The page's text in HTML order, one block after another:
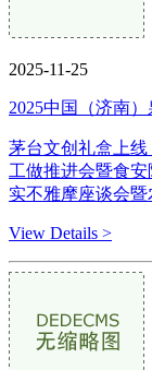
2025-11-25
2025中国（济南
茅台文创礼盒上
工做推进会暨食
实不雅摩座谈会
View Details >